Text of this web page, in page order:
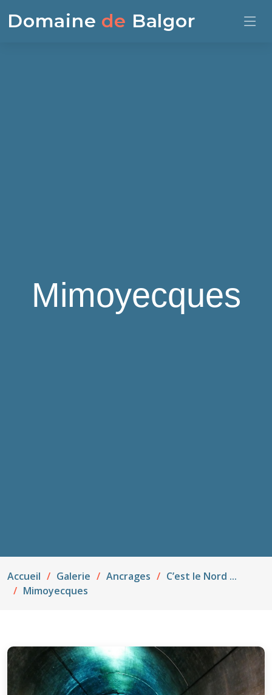
Domaine de Balgor
Mimoyecques
Accueil Galerie Ancrages
C’est le Nord ...
Mimoyecques